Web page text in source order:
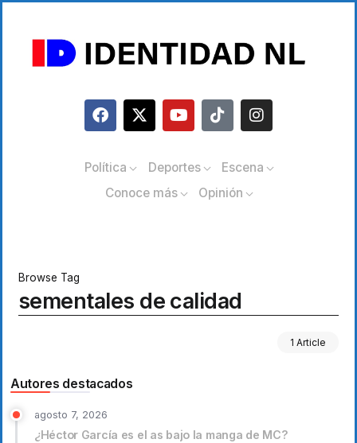
Política Deportes
Escena
Conoce más
Opinión
Browse Tag
sementales de calidad
1 Article
Autores destacados
agosto 7, 2026
¿Héctor García es el as bajo la manga de MC?